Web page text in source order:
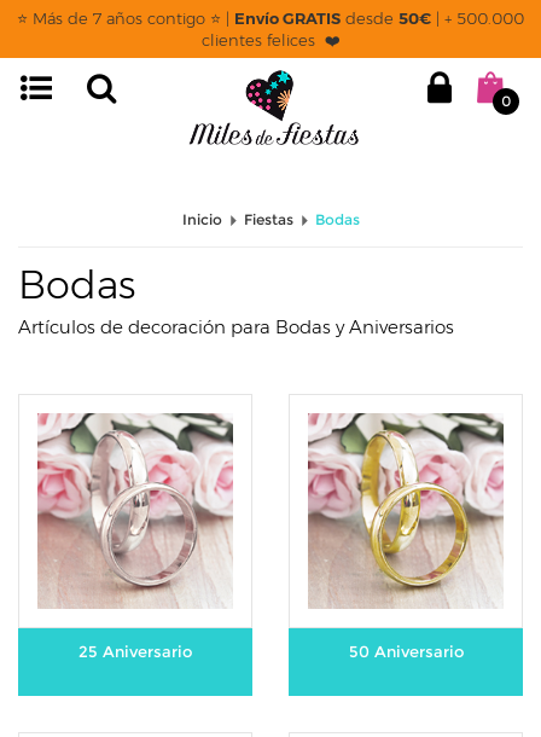
⭐ Más de 7 años contigo ⭐ | Envío GRATIS desde 50€ | + 500.000
clientes felices ❤️
0
page: categoria
Inicio Fiestas Bodas
Bodas
Artículos de decoración para Bodas y Aniversarios
25 Aniversario 50 Aniversario